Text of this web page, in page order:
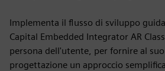
Implementa il flusso di sviluppo
Capital Embedded Integrator AR
persona dell'utente, per fornire al
progettazione un approccio